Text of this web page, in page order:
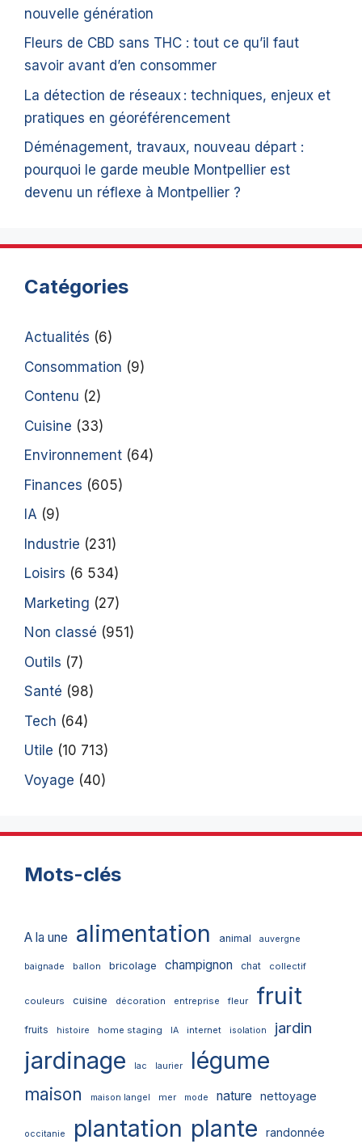
nouvelle génération
Fleurs de CBD sans THC : tout ce qu’il faut
savoir avant d’en consommer
La détection de réseaux : techniques, enjeux et
pratiques en géoréférencement
Déménagement, travaux, nouveau départ :
pourquoi le garde meuble Montpellier est
devenu un réflexe à Montpellier ?
Catégories
Actualités (6)
Consommation (9)
Contenu (2)
Cuisine (33)
Environnement (64)
Finances (605)
IA (9)
Industrie (231)
Loisirs (6 534)
Marketing (27)
Non classé (951)
Outils (7)
Santé (98)
Tech (64)
Utile (10 713)
Voyage (40)
Mots-clés
A la une alimentation animal auvergne
baignade ballon bricolage champignon chat collectif
couleurs cuisine décoration entreprise fleur fruit
fruits histoire home staging IA internet isolation jardin
jardinage lac laurier légume
maison maison langel mer mode nature nettoyage
occitanie plantation plante randonnée